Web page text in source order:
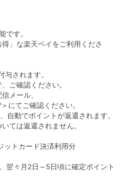
です。
」な楽天ペイをご利用くださ
与されます。
ご確認ください。
メール、
＞にてご確認ください。
自動でポイントが返還されます。
ては返還されません。
ットカード決済利用分
翌々月2日～5日頃に確定ポイント